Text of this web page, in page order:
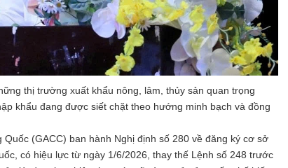
thị trường xuất khẩu nông, lâm, thủy sản quan trọng
khẩu đang được siết chặt theo hướng minh bạch và đồng
(GACC) ban hành Nghị định số 280 về đăng ký cơ sở
có hiệu lực từ ngày 1/6/2026, thay thế Lệnh số 248 trước